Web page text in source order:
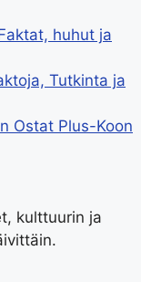
huhut ja
Tutkinta ja
Ostat Plus-Koon
kulttuurin ja